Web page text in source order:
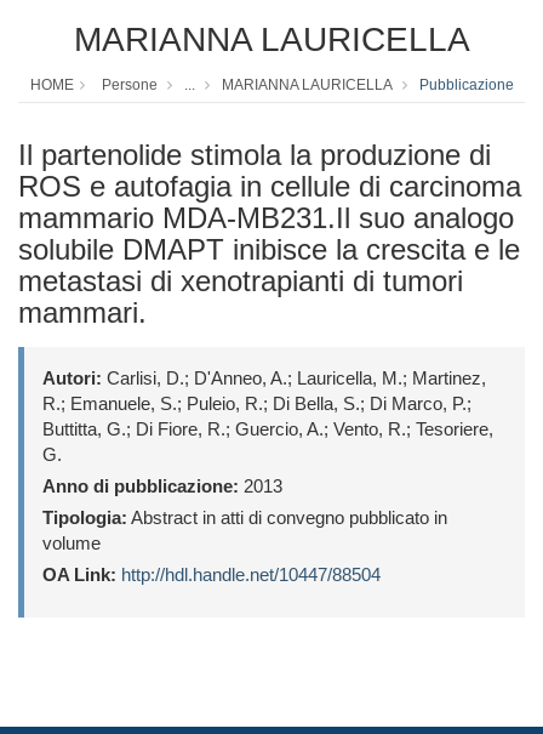
MARIANNA LAURICELLA
HOME Persone ... MARIANNA LAURICELLA Pubblicazione
Il partenolide stimola la produzione di
ROS e autofagia in cellule di carcinoma
mammario MDA-MB231.Il suo analogo
solubile DMAPT inibisce la crescita e le
metastasi di xenotrapianti di tumori
mammari.
Autori: Carlisi, D.; D'Anneo, A.; Lauricella, M.; Martinez,
R.; Emanuele, S.; Puleio, R.; Di Bella, S.; Di Marco, P.;
Buttitta, G.; Di Fiore, R.; Guercio, A.; Vento, R.; Tesoriere,
G.
Anno di pubblicazione: 2013
Tipologia: Abstract in atti di convegno pubblicato in
volume
OA Link: http://hdl.handle.net/10447/88504